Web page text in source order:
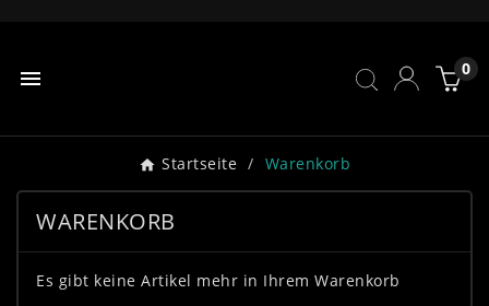
 0
Startseite Warenkorb
WARENKORB
Es gibt keine Artikel mehr in Ihrem Warenkorb